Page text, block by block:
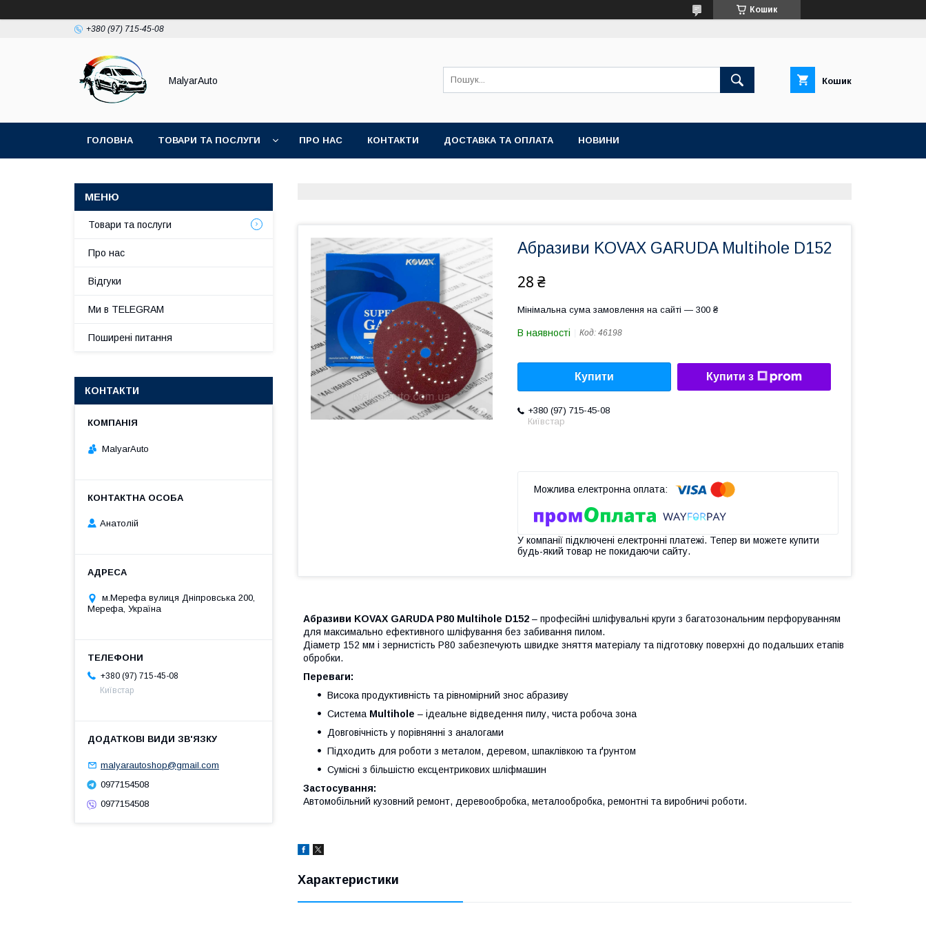
Кошик
+380 (97) 715-45-08
MalyarAuto Кошик
ГОЛОВНА ТОВАРИ ТА ПОСЛУГИ ПРО НАС КОНТАКТИ ДОСТАВКА ТА ОПЛАТА НОВИНИ
Абразиви KOVAX GARUDA Multihole D152
28 ₴
Мінімальна сума замовлення на сайті — 300 ₴
В наявності Код: 46198
Купити Купити з
+380 (97) 715-45-08
Київстар
У компанії підключені електронні платежі. Тепер ви можете купити
будь-який товар не покидаючи сайту.
Абразиви KOVAX GARUDA P80 Multihole D152 – професійні шліфувальні круги з багатозональним перфоруванням
для максимально ефективного шліфування без забивання пилом.
Діаметр 152 мм і зернистість P80 забезпечують швидке зняття матеріалу та підготовку поверхні до подальших етапів
обробки.
Переваги:
Висока продуктивність та рівномірний знос абразиву
Система Multihole – ідеальне відведення пилу, чиста робоча зона
Довговічність у порівнянні з аналогами
Підходить для роботи з металом, деревом, шпаклівкою та ґрунтом
Сумісні з більшістю ексцентрикових шліфмашин
Застосування:
Автомобільний кузовний ремонт, деревообробка, металообробка, ремонтні та виробничі роботи.
Характеристики
Товари та послуги
Про нас
Відгуки
Ми в TELEGRAM
Поширені питання
КОНТАКТИ
MalyarAuto
Анатолій
м.Мерефа вулиця Дніпровська 200,
Мерефа, Україна
+380 (97) 715-45-08
Київстар
malyarautoshop@gmail.com
0977154508
0977154508